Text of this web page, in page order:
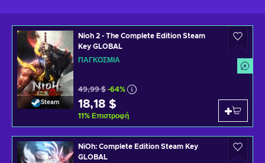
Steam
Nioh 2 - The Complete Edition Steam
Key GLOBAL
ΠΑΓΚΌΣΜΙΑ
49,99 $ -64%
18,18 $
11% Επιστροφή
NiOh: Complete Edition Steam Key
GLOBAL